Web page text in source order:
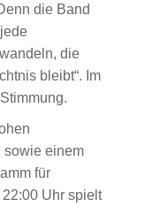
die Band
die
bleibt“. Im
sowie einem
für
Uhr spielt